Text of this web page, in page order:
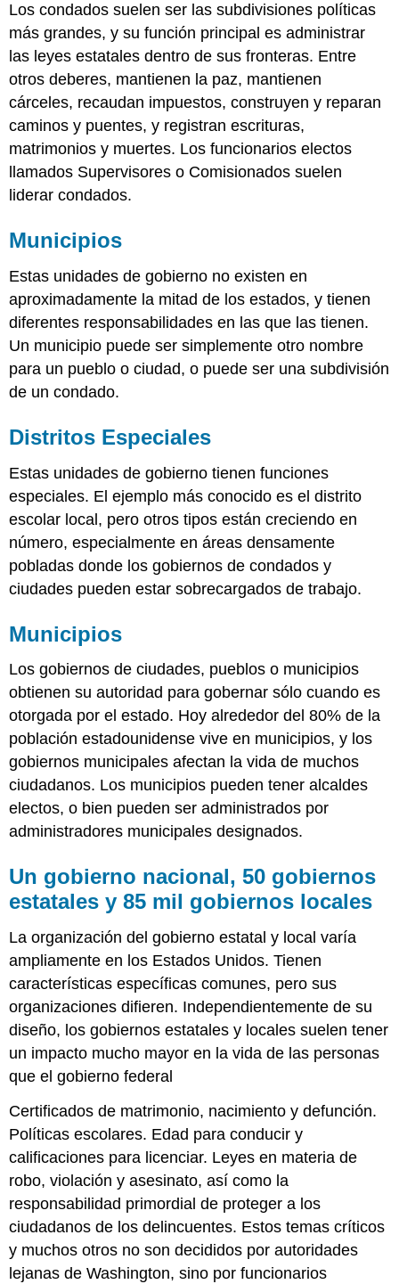
Los condados suelen ser las subdivisiones políticas
más grandes, y su función principal es administrar
las leyes estatales dentro de sus fronteras. Entre
otros deberes, mantienen la paz, mantienen
cárceles, recaudan impuestos, construyen y reparan
caminos y puentes, y registran escrituras,
matrimonios y muertes. Los funcionarios electos
llamados Supervisores o Comisionados suelen
liderar condados.
Municipios
Estas unidades de gobierno no existen en
aproximadamente la mitad de los estados, y tienen
diferentes responsabilidades en las que las tienen.
Un municipio puede ser simplemente otro nombre
para un pueblo o ciudad, o puede ser una subdivisión
de un condado.
Distritos Especiales
Estas unidades de gobierno tienen funciones
especiales. El ejemplo más conocido es el distrito
escolar local, pero otros tipos están creciendo en
número, especialmente en áreas densamente
pobladas donde los gobiernos de condados y
ciudades pueden estar sobrecargados de trabajo.
Municipios
Los gobiernos de ciudades, pueblos o municipios
obtienen su autoridad para gobernar sólo cuando es
otorgada por el estado. Hoy alrededor del 80% de la
población estadounidense vive en municipios, y los
gobiernos municipales afectan la vida de muchos
ciudadanos. Los municipios pueden tener alcaldes
electos, o bien pueden ser administrados por
administradores municipales designados.
Un gobierno nacional, 50 gobiernos
estatales y 85 mil gobiernos locales
La organización del gobierno estatal y local varía
ampliamente en los Estados Unidos. Tienen
características específicas comunes, pero sus
organizaciones difieren. Independientemente de su
diseño, los gobiernos estatales y locales suelen tener
un impacto mucho mayor en la vida de las personas
que el gobierno federal
Certificados de matrimonio, nacimiento y defunción.
Políticas escolares. Edad para conducir y
calificaciones para licenciar. Leyes en materia de
robo, violación y asesinato, así como la
responsabilidad primordial de proteger a los
ciudadanos de los delincuentes. Estos temas críticos
y muchos otros no son decididos por autoridades
lejanas de Washington, sino por funcionarios